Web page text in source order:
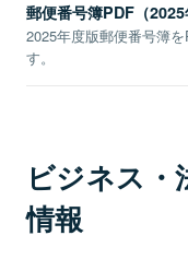
郵便番号簿PDF（2025
2025年度版郵便番号簿
す。
ビジネス・
情報